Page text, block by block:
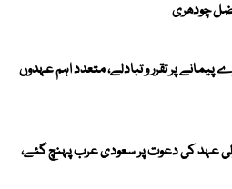
چودھری
پیمانے پر تقرر و تبادلے، متعدد اہم عہدوں
عہد کی دعوت پر سعودی عرب پہنچ گئے،